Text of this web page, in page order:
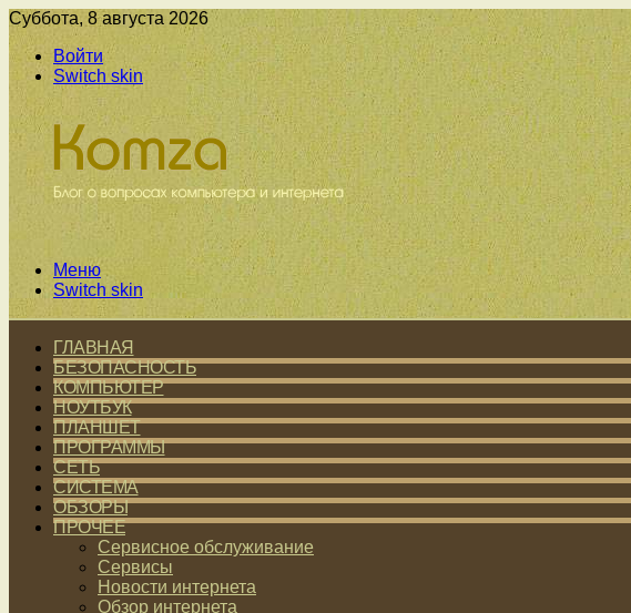
Суббота, 8 августа 2026
Войти
Switch skin
Меню
Switch skin
ГЛАВНАЯ
БЕЗОПАСНОСТЬ
КОМПЬЮТЕР
НОУТБУК
ПЛАНШЕТ
ПРОГРАММЫ
СЕТЬ
СИСТЕМА
ОБЗОРЫ
ПРОЧЕЕ
Сервисное обслуживание
Сервисы
Новости интернета
Обзор интернета